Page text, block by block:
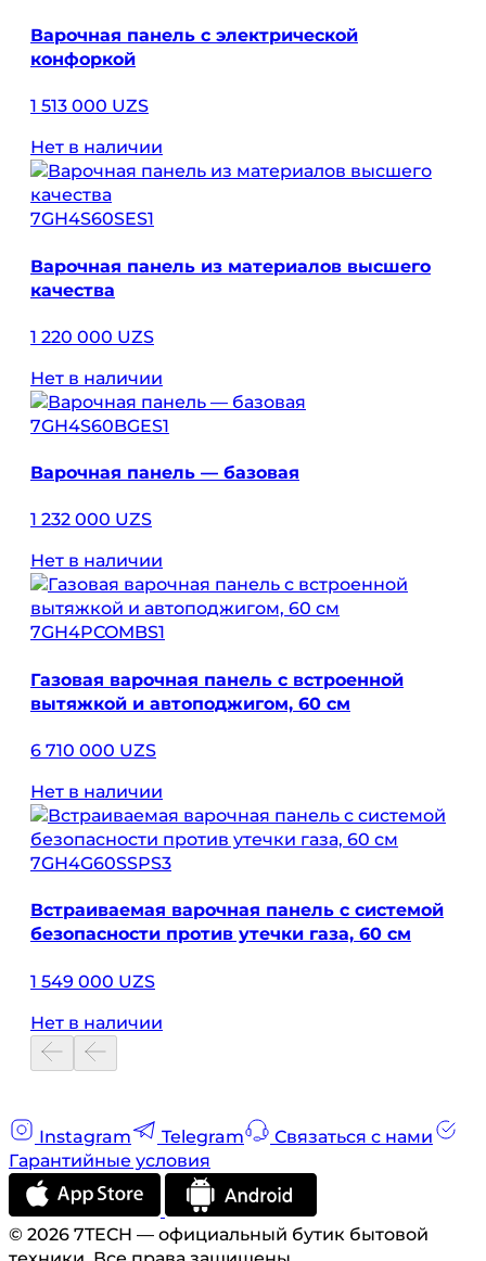
Варочная панель с электрической
конфоркой
1 513 000 UZS
Нет в наличии
7GH4S60SES1
Варочная панель из материалов высшего
качества
1 220 000 UZS
Нет в наличии
7GH4S60BGES1
Варочная панель — базовая
1 232 000 UZS
Нет в наличии
7GH4PCOMBS1
Газовая варочная панель с встроенной
вытяжкой и автоподжигом, 60 см
6 710 000 UZS
Нет в наличии
7GH4G60SSPS3
Встраиваемая варочная панель с системой
безопасности против утечки газа, 60 см
1 549 000 UZS
Нет в наличии
Instagram Telegram
Связаться с нами
Гарантийные условия
© 2026 7TECH — официальный бутик бытовой